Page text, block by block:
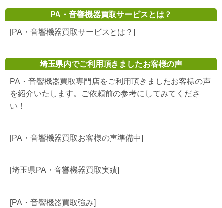
PA・音響機器買取サービスとは？
[PA・音響機器買取サービスとは？]
埼玉県内でご利用頂きましたお客様の声
PA・音響機器買取専門店をご利用頂きましたお客様の声
を紹介いたします。ご依頼前の参考にしてみてくださ
い！
[PA・音響機器買取お客様の声準備中]
[埼玉県PA・音響機器買取実績]
[PA・音響機器買取強み]